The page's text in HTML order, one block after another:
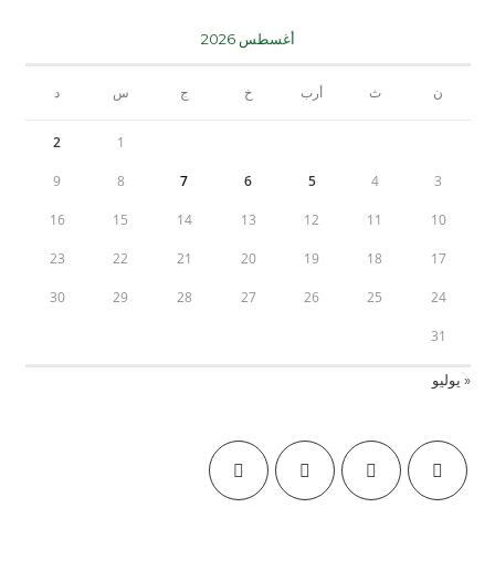
أغسطس 2026
ن ث أرب خ ج س د
1
2
3
4
5
6
7
8
9
10
11
12
13
14
15
16
17
18
19
20
21
22
23
24
25
26
27
28
29
30
31
« يوليو